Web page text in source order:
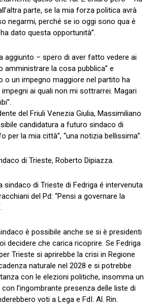
parte, se la mia forza politica avrà
negarmi, perché se io oggi sono qua è
dato questa opportunità”.
aggiunto – spero di aver fatto vedere ai
amministrare la cosa pubblica” e
o un impegno maggiore nel partito ha
ai quali non mi sottrarrei. Magari
del Friuli Venezia Giulia, Massimiliano
candidatura a futuro sindaco di
per la mia città”, “una notizia bellissima”.
di Trieste, Roberto Dipiazza.
sindaco di Trieste di Fedriga é intervenuta
del Pd: “Pensi a governare la
è possibile anche se si è presidenti
decidere che carica ricoprire. Se Fedriga
Trieste si aprirebbe la crisi in Regione
naturale nel 2028 e si potrebbe
con le elezioni politiche, insomma un
l’ingombrante presenza delle liste di
voti a Lega e FdI. Al. Rin.